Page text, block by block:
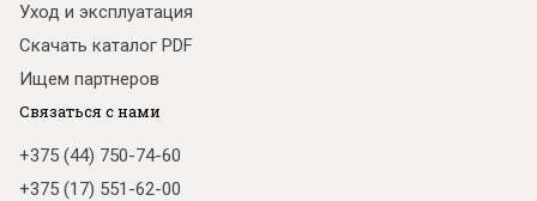
Уход и эксплуатация
Скачать каталог PDF
Ищем партнеров
Связаться с нами
+375 (44) 750-74-60
+375 (17) 551-62-00